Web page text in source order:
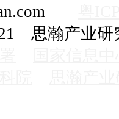
思瀚产业研